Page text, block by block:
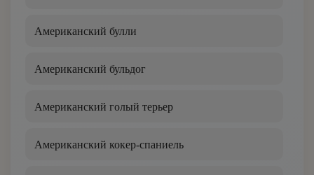
Американский булли
Американский бульдог
Американский голый терьер
Американский кокер-спаниель